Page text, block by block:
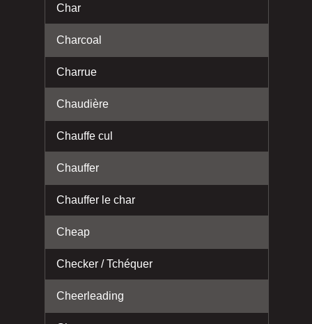
Char
Charcoal
Charrue
Chaudière
Chauffe cul
Chauffer
Chauffer le char
Cheap
Checker / Tchéquer
Cheerleading